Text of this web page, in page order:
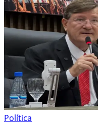
Política